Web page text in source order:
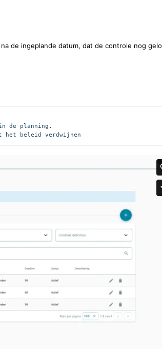
de ingeplande datum, dat de controle nog
de planning.
het beleid verdwijnen